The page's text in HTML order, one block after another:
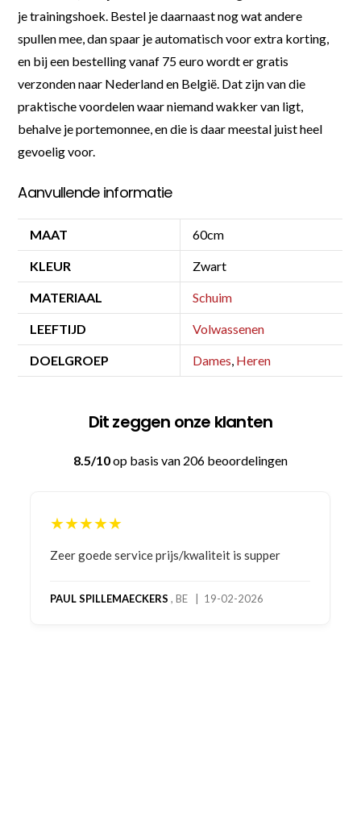
je trainingshoek. Bestel je daarnaast nog wat andere
spullen mee, dan spaar je automatisch voor extra korting,
en bij een bestelling vanaf 75 euro wordt er gratis
verzonden naar Nederland en België. Dat zijn van die
praktische voordelen waar niemand wakker van ligt,
behalve je portemonnee, en die is daar meestal juist heel
gevoelig voor.
Aanvullende informatie
MAAT 60cm
KLEUR Zwart
MATERIAAL Schuim
LEEFTIJD Volwassenen
DOELGROEP Dames, Heren
Dit zeggen onze klanten
8.5/10op basis van 206 beoordelingen
★★★★★
Bestelling gedaan vanwege goede prijzen en
bestelling al ontvangen met gifts, waardoor je